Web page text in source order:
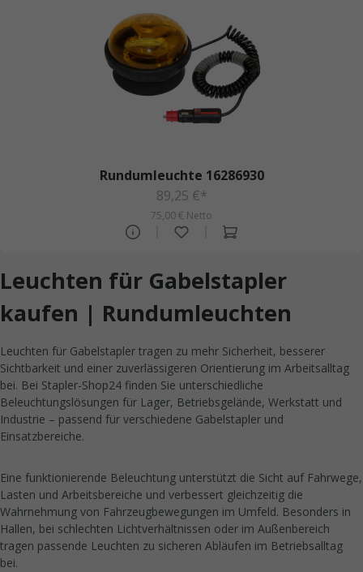
Rundumleuchte 16286930
89,25 €*
75,00 € Netto
Leuchten für Gabelstapler
kaufen | Rundumleuchten
Leuchten für Gabelstapler tragen zu mehr Sicherheit, besserer
Sichtbarkeit und einer zuverlässigeren Orientierung im Arbeitsalltag
bei. Bei Stapler-Shop24 finden Sie unterschiedliche
Beleuchtungslösungen für Lager, Betriebsgelände, Werkstatt und
Industrie – passend für verschiedene Gabelstapler und
Einsatzbereiche.
Eine funktionierende Beleuchtung unterstützt die Sicht auf Fahrwege,
Lasten und Arbeitsbereiche und verbessert gleichzeitig die
Wahrnehmung von Fahrzeugbewegungen im Umfeld. Besonders in
Hallen, bei schlechten Lichtverhältnissen oder im Außenbereich
tragen passende Leuchten zu sicheren Abläufen im Betriebsalltag
bei.